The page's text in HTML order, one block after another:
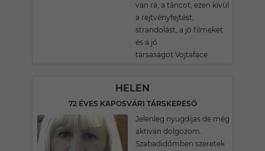
van rá, a táncot, ezen kívül
a rejtvényfejtést,
strandolást, a jó filmeket
és a jó
társaságot:Vojtaface
HELEN
72 ÉVES KAPOSVÁRI TÁRSKERESŐ
Jelenleg nyugdijas de még
aktivan dolgozom.
Szabadidőmben szeretek